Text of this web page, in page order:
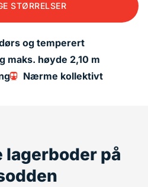
STØRRELSER
og temperert
maks. høyde 2,10 m
Nærme kollektivt
lagerboder på